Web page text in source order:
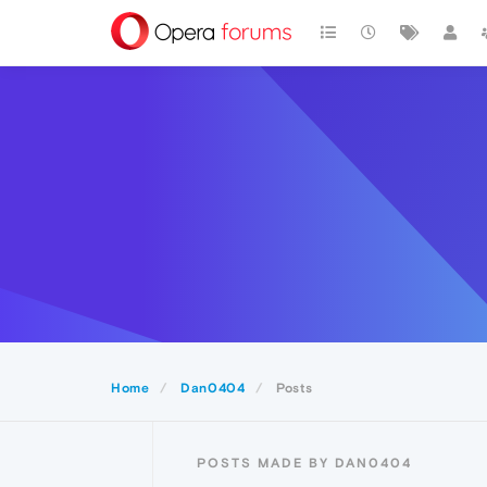
Home Dan0404 Posts
POSTS MADE BY DAN0404